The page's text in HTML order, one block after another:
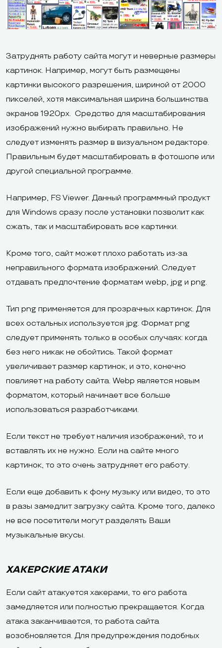
Затруднять работу сайта могут и неверные размеры
картинок. Например, могут быть размещены
картинки высокого разрешения, шириной от 2000
пикселей, хотя максимальная ширина большинства
экранов 1920px. Средство для масштабирования
изображений нужно выбирать правильно. Не
следует изменять размер в визуальном редакторе.
Правильным будет масштабировать в фотошопе или
другой специальной программе.
Например, FS Viewer. Данный программный продукт
для Windows сразу после установки позволит как
сжать, так и масштабировать все картинки.
Кроме того, сайт может плохо работать из-за
неправильного формата изображений. Следует
отдавать предпочтение форматам webp, jpg и png.
Тип png применяется для прозрачных картинок. Для
всех остальных используется jpg. Формат png
следует применять только в особых случаях: когда
без него никак не обойтись. Такой формат
увеличивает размер картинок, и это, конечно
повлияет на работу сайта. Webp является новым
форматом, который начинает все больше
использоваться разработчиками.
Если текст не требует наличия изображений, то и
вставлять их не нужно. Если на сайте много
картинок, то это очень затрудняет его работу.
Если еще добавить к фону музыку или видео, то это
в разы замедлит загрузку сайта. Кроме того, далеко
не все посетители могут разделять Ваши
музыкальные вкусы.
ХАКЕРСКИЕ АТАКИ
Если сайт атакуется хакерами, то его работа
замедляется или полностью прекращается. Когда
атака заканчивается, то работа сайта
возобновляется. Для предупреждения подобных